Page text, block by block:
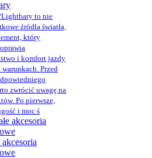
Lightbary to nie
źródła światła,
który
i komfort jazdy
Przed
zwrócić uwagę na
Po pierwsze,
i moc ś
akcesoria